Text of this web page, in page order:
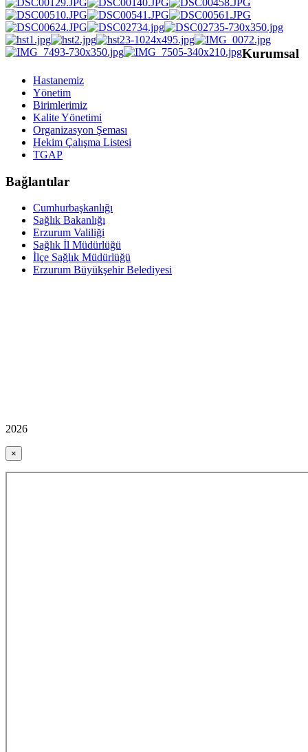
Kurumsal
Hastanemiz
Yönetim
Birimlerimiz
Kalite Yönetimi
Organizasyon Şeması
Hekim Çalışma Listesi
TGAP
Bağlantılar
Cumhurbaşkanlığı
Sağlık Bakanlığı
Erzurum Valiliği
Sağlık İl Müdürlüğü
İlçe Sağlık Müdürlüğü
Erzurum Büyükşehir Belediyesi
2026
×